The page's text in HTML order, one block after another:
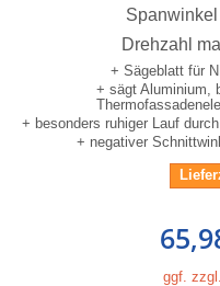
Spanwinkel
Drehzahl
+ Sägeblatt für
+ sägt Aluminium,
+ besonders ruhiger Lauf
+ negativer
ggf.